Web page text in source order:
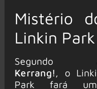
Mistério
Linkin Park
Segundo
Kerrang!, o
Park fará